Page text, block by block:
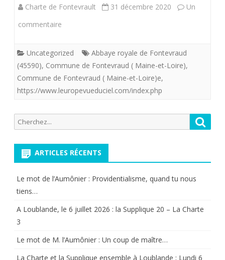
Charte de Fontevrault 31 décembre 2020
Un
commentaire
2021
vous
apporte
toute
la
sérénité
qui
encore
Uncategorized
Abbaye royale de Fontevraud
(45590), Commune de Fontevraud ( Maine-et-Loire),
Commune de Fontevraud ( Maine-et-Loire)e,
https://www.leuropevueduciel.com/index.php
Recherche
pour:
ARTICLES RÉCENTS
Le mot de l’Aumônier : Providentialisme, quand tu nous
tiens…
A Loublande, le 6 juillet 2026 : la Supplique 20 – La Charte
3
Le mot de M. l’Aumônier : Un coup de maître…
La Charte et la Supplique ensemble à Loublande : Lundi 6